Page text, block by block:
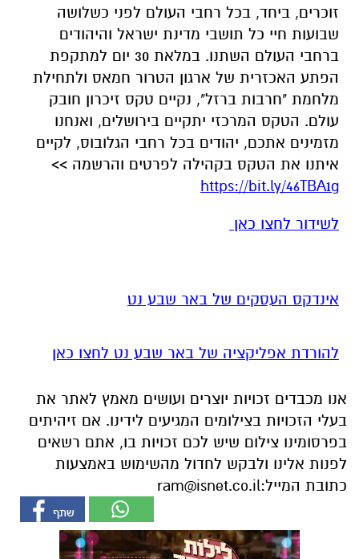
זוכרים, ביחד, בכל רחבי העולם לפני כשלושה
שבועות חיי כל תושבי מדינת ישראל והיהודים
ברחבי העולם השתנו. במלאת 30 יום למתקפת
הפתע האכזרית של ארגון הטרור חמאס ולתחילת
מלחמת "חרבות ברזל", נקיים טקס זיכרון חובק
עולם. הטקס המרכזי יתקיים בירושלים, ואנחנו
מזמינים אתכם, יהודים בכל רחבי הגלובוס, לקיים
איתנו את הטקס בקהילה לפרטים והרשמה >>
https://bit.ly/46TBA1g
לשידור לחצו כאן
אינדקס העסקים של באר שבע נט
להורדת אפליקציה של באר שבע נט לחצו כאן
אנו מכבדים זכויות יוצרים ועושים מאמץ לאתר את
בעלי הזכויות בצילומים המגיעים לידינו. אם זיהיתים
בפרסומינו צילום שיש לכם זכויות בו, אתם רשאים
לפנות אלינו ולבקש לחדול מהשימוש באמצעות
כתובת המייל:ram@isnet.co.il